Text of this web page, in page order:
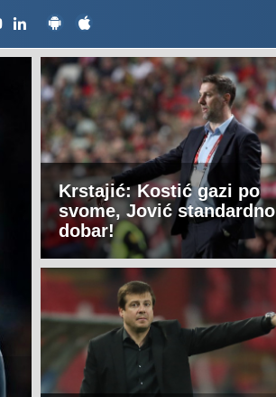
Krstajić: Kostić gazi po
svome, Jović standardno
dobar!